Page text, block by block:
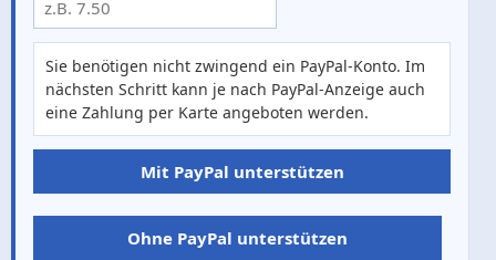
Sie benötigen nicht zwingend ein PayPal-Konto. Im
nächsten Schritt kann je nach PayPal-Anzeige auch
eine Zahlung per Karte angeboten werden.
Mit PayPal unterstützen
Ohne PayPal unterstützen